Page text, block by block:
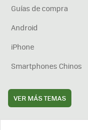
Guías de compra
Android
iPhone
Smartphones Chinos
VER MÁS TEMAS